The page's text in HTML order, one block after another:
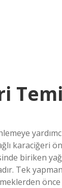
karaciğeri
biriken
Tek